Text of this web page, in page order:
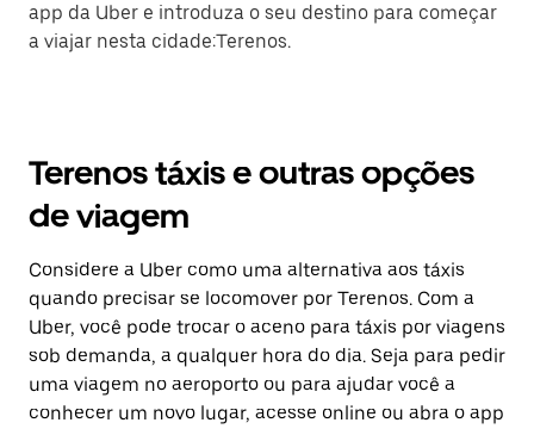
app da Uber e introduza o seu destino para começar
a viajar nesta cidade:Terenos.
Terenos táxis e outras opções
de viagem
Considere a Uber como uma alternativa aos táxis
quando precisar se locomover por Terenos. Com a
Uber, você pode trocar o aceno para táxis por viagens
sob demanda, a qualquer hora do dia. Seja para pedir
uma viagem no aeroporto ou para ajudar você a
conhecer um novo lugar, acesse online ou abra o app